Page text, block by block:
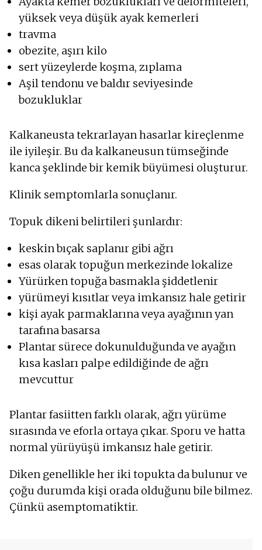
yüksek veya düşük ayak kemerleri
travma
obezite, aşırı kilo
sert yüzeylerde koşma, zıplama
Aşil tendonu ve baldır seviyesinde
bozukluklar
Kalkaneusta tekrarlayan hasarlar kireçlenme
ile iyileşir. Bu da kalkaneusun tümseğinde
kanca şeklinde bir kemik büyümesi oluşturur.
Klinik semptomlarla sonuçlanır.
Topuk dikeni belirtileri şunlardır:
keskin bıçak saplanır gibi ağrı
esas olarak topuğun merkezinde lokalize
Yürürken topuğa basmakla şiddetlenir
yürümeyi kısıtlar veya imkansız hale getirir
kişi ayak parmaklarına veya ayağının yan
tarafına basarsa
Plantar sürece dokunulduğunda ve ayağın
kısa kasları palpe edildiğinde de ağrı
mevcuttur
Plantar fasiitten farklı olarak, ağrı yürüme
sırasında ve eforla ortaya çıkar. Sporu ve hatta
normal yürüyüşü imkansız hale getirir.
Diken genellikle her iki topukta da bulunur ve
çoğu durumda kişi orada olduğunu bile bilmez.
Çünkü asemptomatiktir.